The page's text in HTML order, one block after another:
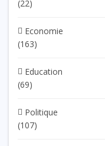
(22)
Economie
(163)
Education
(69)
Politique
(107)